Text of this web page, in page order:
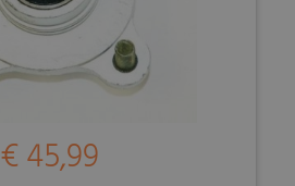
€ 45,99